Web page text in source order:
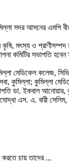
সদর আসনের এমপি
ও প্রাণীসম্পদ
কমিটির সভাপতি
কলেজ,
কুমিল্লা; কুমিল্লা
ইকবাল আনোয়ার,
এস. এ. বারী
চায় তাদের ...